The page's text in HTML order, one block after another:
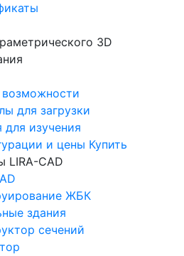
3D
для загрузки
для изучения
и цены Купить
LIRA-CAD
ЖБК
здания
сечений